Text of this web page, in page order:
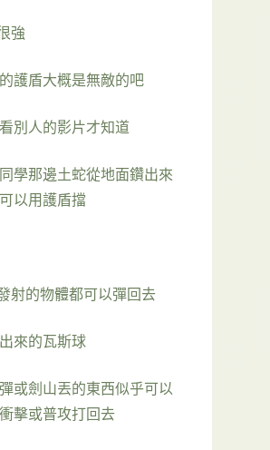
強
護盾大概是無敵的吧
別人的影片才知道
學那邊土蛇從地面鑽出來
以用護盾擋
射的物體都可以彈回去
來的瓦斯球
或劍山丟的東西似乎可以
擊或普攻打回去